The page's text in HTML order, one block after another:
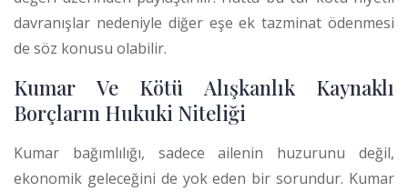
davranışlar nedeniyle diğer eşe ek tazminat ödenmesi
de söz konusu olabilir.
Kumar Ve Kötü Alışkanlık Kaynaklı
Borçların Hukuki Niteliği
Kumar bağımlılığı, sadece ailenin huzurunu değil,
ekonomik geleceğini de yok eden bir sorundur. Kumar